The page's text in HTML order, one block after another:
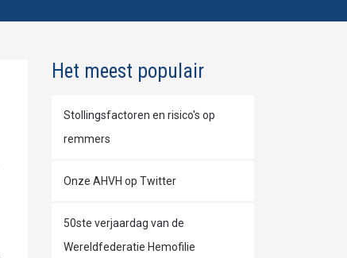
Het meest populair
Stollingsfactoren en risico's op
remmers
Onze AHVH op Twitter
50ste verjaardag van de
Wereldfederatie Hemofilie